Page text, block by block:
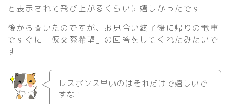
と表示されて飛び上がるくらいに嬉しかったです
後から聞いたのですが、お見合い終了後に帰りの電車
ですぐに「仮交際希望」の回答をしてくれたみたいで
す
レスポンス早いのはそれだけで嬉しいで
すな！